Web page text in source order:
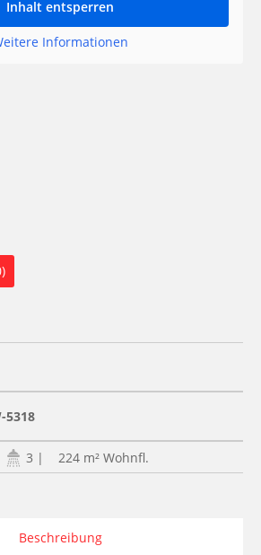
Inhalt entsperren
Informationen
5318
3 | 224 m² Wohnfl.
Beschreibung